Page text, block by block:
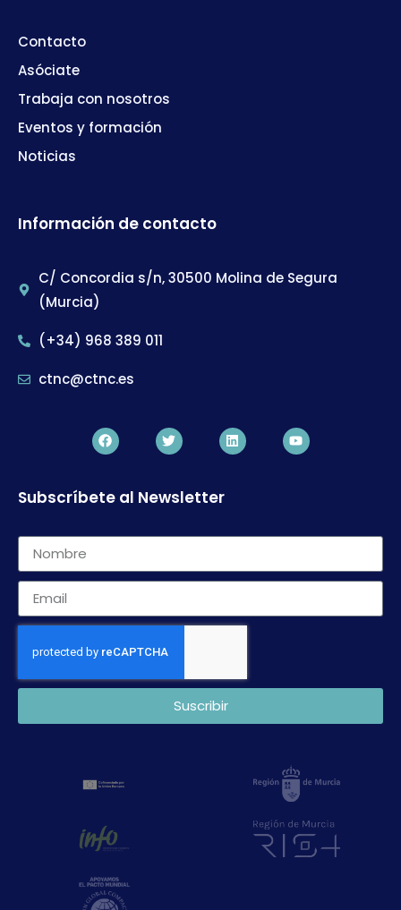
Contacto
Asóciate
Trabaja con nosotros
Eventos y formación
Noticias
Información de contacto
C/ Concordia s/n, 30500 Molina de Segura
(Murcia)
(+34) 968 389 011
ctnc@ctnc.es
Subscríbete al Newsletter
Suscribir